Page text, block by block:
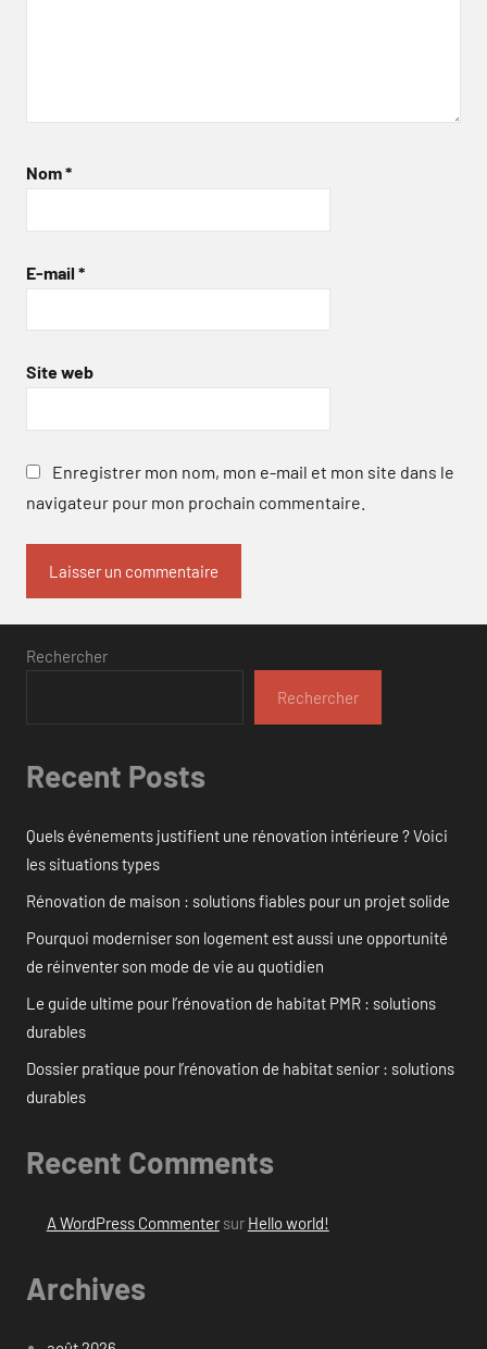
Nom*
E-mail *
Site web
Enregistrer mon nom, mon e-mail et mon site dans le
navigateur pour mon prochain commentaire.
Rechercher
Rechercher
Recent Posts
Quels événements justifient une rénovation intérieure ? Voici
les situations types
Rénovation de maison : solutions fiables pour un projet solide
Pourquoi moderniser son logement est aussi une opportunité
de réinventer son mode de vie au quotidien
Le guide ultime pour l’rénovation de habitat PMR : solutions
durables
Dossier pratique pour l’rénovation de habitat senior : solutions
durables
Recent Comments
A WordPress Commentersur Hello world!
Archives